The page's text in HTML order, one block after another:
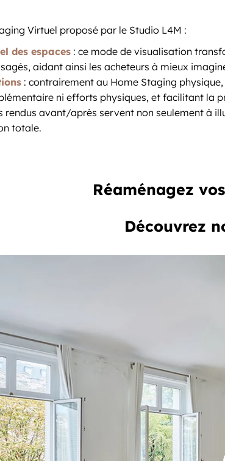
Virtuel proposé par le Studio L4M :
des espaces : ce mode de visualisation
aidant ainsi les acheteurs à mieux
: contrairement au Home Staging
ni efforts physiques, et facilitant la
rendus avant/après servent non seulement à
totale.
Réaménagez
Découvrez